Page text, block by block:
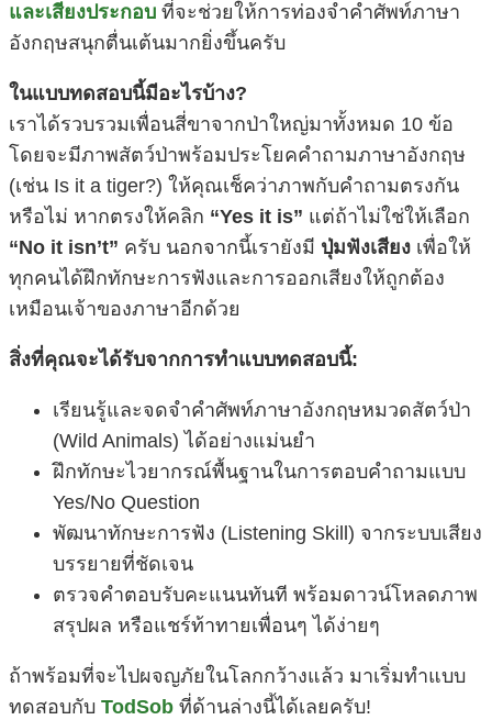
และเสียงประกอบ ที่จะช่วยให้การท่องจำคำศัพท์ภาษา
อังกฤษสนุกตื่นเต้นมากยิ่งขึ้นครับ
ในแบบทดสอบนี้มีอะไรบ้าง?
เราได้รวบรวมเพื่อนสี่ขาจากป่าใหญ่มาทั้งหมด 10 ข้อ
โดยจะมีภาพสัตว์ป่าพร้อมประโยคคำถามภาษาอังกฤษ
(เช่น Is it a tiger?) ให้คุณเช็คว่าภาพกับคำถามตรงกัน
หรือไม่ หากตรงให้คลิก “Yes it is” แต่ถ้าไม่ใช่ให้เลือก
“No it isn’t” ครับ นอกจากนี้เรายังมี ปุ่มฟังเสียง เพื่อให้
ทุกคนได้ฝึกทักษะการฟังและการออกเสียงให้ถูกต้อง
เหมือนเจ้าของภาษาอีกด้วย
สิ่งที่คุณจะได้รับจากการทำแบบทดสอบนี้:
เรียนรู้และจดจำคำศัพท์ภาษาอังกฤษหมวดสัตว์ป่า
(Wild Animals) ได้อย่างแม่นยำ
ฝึกทักษะไวยากรณ์พื้นฐานในการตอบคำถามแบบ
Yes/No Question
พัฒนาทักษะการฟัง (Listening Skill) จากระบบเสียง
บรรยายที่ชัดเจน
ตรวจคำตอบรับคะแนนทันที พร้อมดาวน์โหลดภาพ
สรุปผล หรือแชร์ท้าทายเพื่อนๆ ได้ง่ายๆ
ถ้าพร้อมที่จะไปผจญภัยในโลกกว้างแล้ว มาเริ่มทำแบบ
ทดสอบกับ TodSob ที่ด้านล่างนี้ได้เลยครับ!